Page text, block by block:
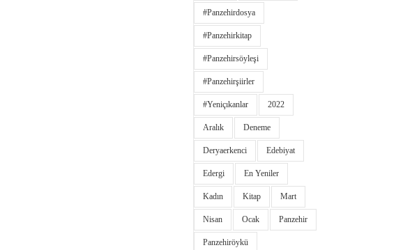
#panzehirdosya
#panzehirkitap
#panzehirsöyleşi
#panzehirşiirler
#yeniçıkanlar 2022
Aralık Deneme
Deryaerkenci Edebiyat
Edergi En Yeniler
Kadın Kitap Mart
Nisan Ocak Panzehir
Panzehiröykü